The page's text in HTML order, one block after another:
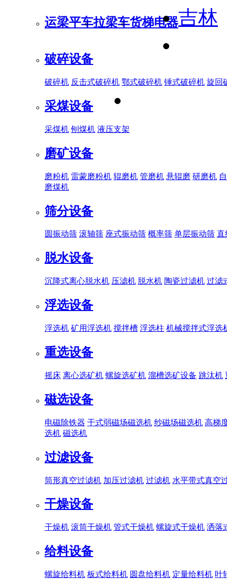
运梁平车拉梁车货梯电器
破碎设备
破碎机 反击式破碎机 鄂式破碎机 锤式破碎机 旋回
采煤设备
采煤机 刨煤机 液压支架
磨矿设备
磨粉机 雷蒙磨粉机 辊磨机 管磨机 悬辊磨 研磨机
磨煤机
筛分设备
圆振动筛 滚轴筛 座式振动筛 概率筛 单层振动筛 直
脱水设备
沉降式离心脱水机 压滤机 脱水机 陶瓷过滤机 过滤
浮选设备
浮选机 矿用浮选机 搅拌槽 浮选柱 机械搅拌式浮选
重选设备
摇床 离心选矿机 螺旋选矿机 溜槽选矿设备 跳汰机
磁选设备
电磁除铁器 干式弱磁场磁选机 纱磁场磁选机 高梯
选机 磁选机
过滤设备
筒形真空过滤机 加压过滤机 过滤机 水平带式真空
干燥设备
干燥机 滚筒干燥机 管式干燥机 螺旋式干燥机 洒落
给料设备
螺旋给料机 板式给料机 圆盘给料机 定量给料机 叶
吉林